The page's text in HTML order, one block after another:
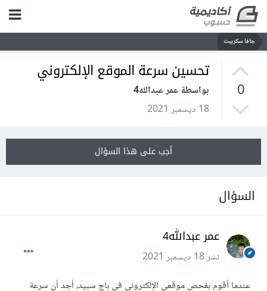
جافا سكريبت
0
تحسين سرعة الموقع الإلكتروني
بواسطة عمر عبدالله4
18 ديسمبر 2021
أجب على هذا السؤال
السؤال
عمر عبدالله4
نشر18 ديسمبر 2021
عندما أقوم بفحص موقعي الإلكتروني في باج سبيد، أجد أن سرعة